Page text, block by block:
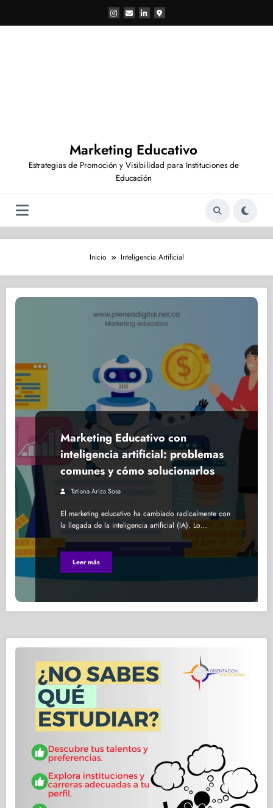
contenido
Marketing Educativo
Estrategias de Promoción y Visibilidad para Instituciones de
Educación
Inicio Inteligencia Artificial
Marketing Educativo con
inteligencia artificial: problemas
comunes y cómo solucionarlos
Tatiana Ariza Sosa
El marketing educativo ha cambiado radicalmente con
la llegada de la inteligencia artificial (IA). Lo…
Leer más